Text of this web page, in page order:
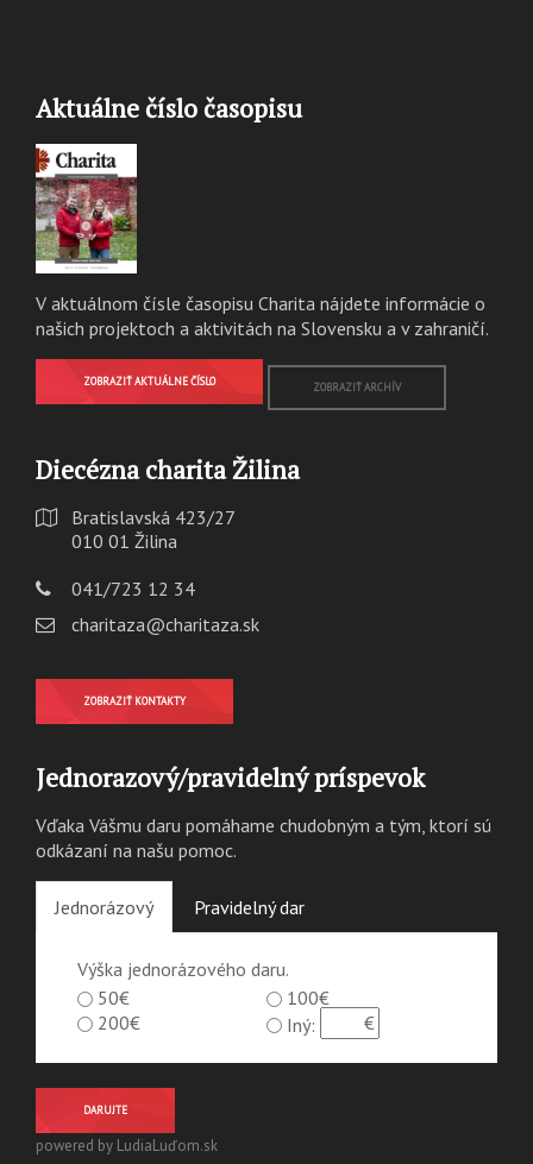
Aktuálne číslo časopisu
V aktuálnom čísle časopisu Charita nájdete informácie o
našich projektoch a aktivitách na Slovensku a v zahraničí.
ZOBRAZIŤ AKTUÁLNE ČÍSLO ZOBRAZIŤ ARCHÍV
Diecézna charita Žilina
Bratislavská 423/27
010 01 Žilina
041/723 12 34
charitaza@charitaza.sk
ZOBRAZIŤ KONTAKTY
Jednorazový/pravidelný príspevok
Vďaka Vášmu daru pomáhame chudobným a tým, ktorí sú
odkázaní na našu pomoc.
Jednorázový Pravidelný dar
Výška jednorázového daru.
50€
100€
200€
Iný:
DARUJTE
powered by LudiaLuďom.sk